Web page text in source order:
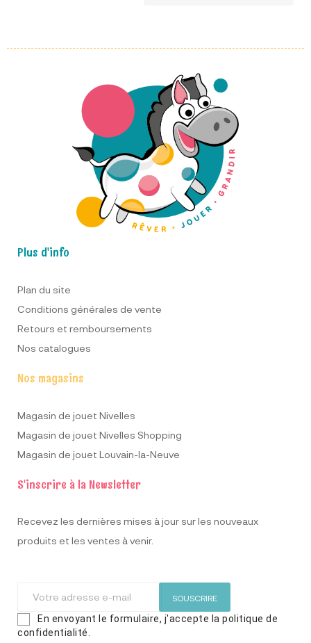
Plus d'info
Plan du site
Conditions générales de vente
Retours et remboursements
Nos catalogues
Nos magasins
Magasin de jouet Nivelles
Magasin de jouet Nivelles Shopping
Magasin de jouet Louvain-la-Neuve
S'inscrire à la Newsletter
Recevez les dernières mises à jour sur les nouveaux
produits et les ventes à venir.
SOUSCRIRE
En envoyant le formulaire, j'accepte la politique de
confidentialité.